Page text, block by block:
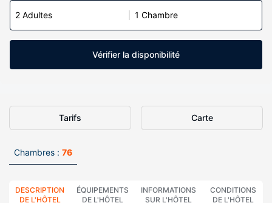
2 Adultes 1 Chambre
Vérifier la disponibilité
Tarifs Carte
Chambres : 76
DESCRIPTION
DE L'HÔTEL
ÉQUIPEMENTS
DE L'HÔTEL
INFORMATIONS
SUR L'HÔTEL
CONDITIONS
DE L'HÔTEL